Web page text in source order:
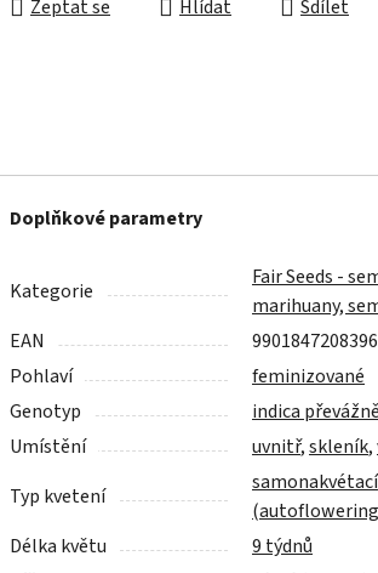
Zeptat se
Hlídat Sdílet
Doplňkové parametry
Kategorie
Fair Seeds -
marihuany,
EAN
9901847208396
Pohlaví
feminizované
Genotyp
indica převážně
Umístění
uvnitř,skleník,
Typ kvetení
samonakvétací
Délka květu
9 týdnů